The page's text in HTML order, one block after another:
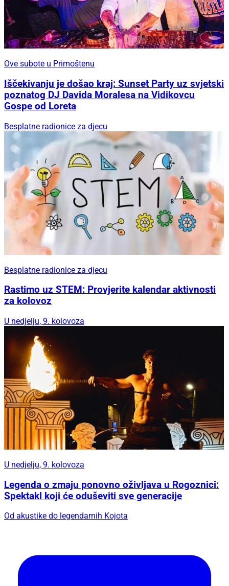
Ove subote u Primoštenu
Iščekivanju je došao kraj: Sunset Party uz svjetski
poznatog DJ Davida Moralesa na Vidikovcu
Gospe od Loreta
Besplatne radionice za djecu
Besplatne radionice za djecu
Rastimo uz STEM: Provjerite kalendar aktivnosti
za kolovoz
U nedjelju, 9. kolovoza
U nedjelju, 9. kolovoza
Legenda o zmaju ponovno oživljava u Rogoznici:
Spektakl koji će oduševiti sve generacije
Od akustike do legendarnih Kojota